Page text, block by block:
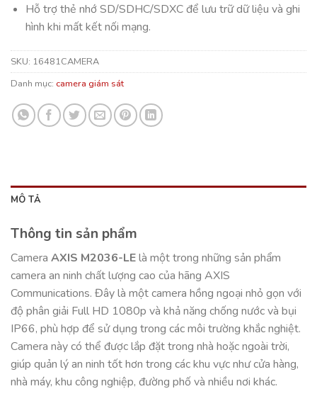
Hỗ trợ thẻ nhớ SD/SDHC/SDXC để lưu trữ dữ liệu và ghi
hình khi mất kết nối mạng.
SKU: 16481CAMERA
Danh mục: camera giám sát
MÔ TẢ
Thông tin sản phẩm
Camera AXIS M2036-LElà một trong những sản phẩm
camera an ninh chất lượng cao của hãng AXIS
Communications. Đây là một camera hồng ngoại nhỏ gọn với
độ phân giải Full HD 1080p và khả năng chống nước và bụi
IP66, phù hợp để sử dụng trong các môi trường khắc nghiệt.
Camera này có thể được lắp đặt trong nhà hoặc ngoài trời,
giúp quản lý an ninh tốt hơn trong các khu vực như cửa hàng,
nhà máy, khu công nghiệp, đường phố và nhiều nơi khác.